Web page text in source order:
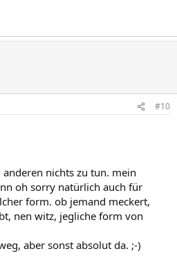
#10
nichts zu tun. mein
oh sorry natürlich auch für
form. ob jemand meckert,
nen witz, jegliche form von
aber sonst absolut da. ;-)